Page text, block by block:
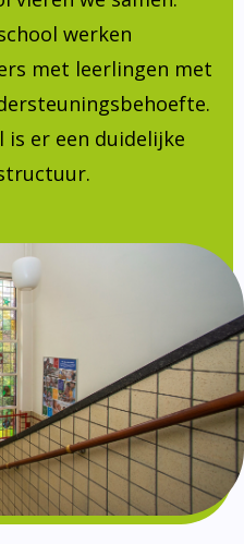
werken
met leerlingen met
is er een duidelijke